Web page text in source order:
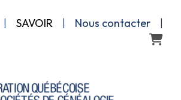
| SAVOIR | Nous contacter |
Panier